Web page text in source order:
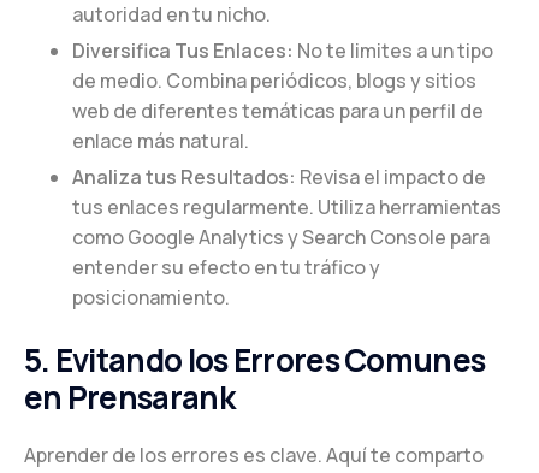
autoridad en tu nicho.
Diversifica Tus Enlaces: No te limites a un tipo
de medio. Combina periódicos, blogs y sitios
web de diferentes temáticas para un perfil de
enlace más natural.
Analiza tus Resultados: Revisa el impacto de
tus enlaces regularmente. Utiliza herramientas
como Google Analytics y Search Console para
entender su efecto en tu tráfico y
posicionamiento.
5. Evitando los Errores Comunes
en Prensarank
Aprender de los errores es clave. Aquí te comparto